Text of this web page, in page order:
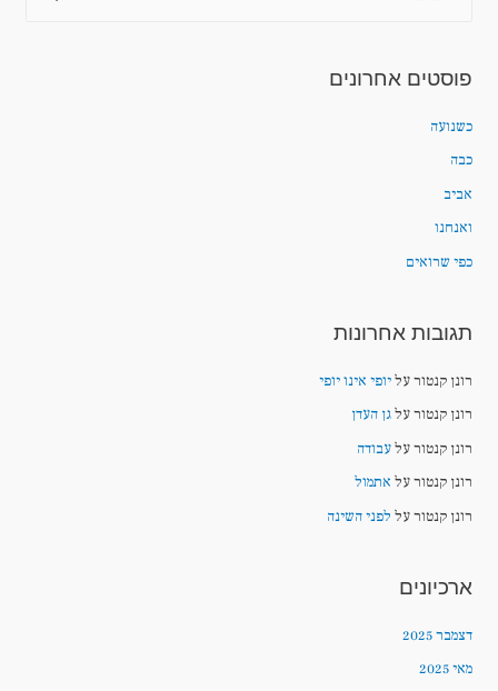
פוסטים אחרונים
כשנועה
כבה
אביב
ואנחנו
כפי שרואים
תגובות אחרונות
רונן קנטורעליופי אינו יופי
רונן קנטורעלגן העדן
רונן קנטורעלעבודה
רונן קנטורעל אתמול
רונן קנטורעל לפני השינה
ארכיונים
דצמבר 2025
מאי 2025